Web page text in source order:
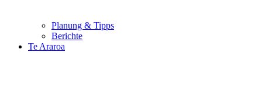
Planung & Tipps
Berichte
Te Araroa